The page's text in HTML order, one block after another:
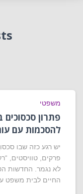
משפטי
פתרון
להסכמות עם
יש רגע כזה שבו
פרקים, טוויסטים,
לא נגמר. החדשות
החיים לבית משפט